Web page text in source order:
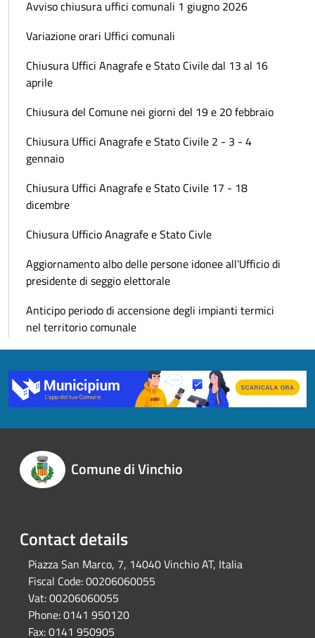
Avviso chiusura uffici comunali 1 giugno 2026
Variazione orari Uffici comunali
Chiusura Uffici Anagrafe e Stato Civile dal 13 al 16
aprile
Chiusura del Comune nei giorni del 19 e 20 febbraio
Chiusura Uffici Anagrafe e Stato Civile 2 - 3 - 4
gennaio
Chiusura Uffici Anagrafe e Stato Civile 17 - 18
dicembre
Chiusura Ufficio Anagrafe e Stato Civle
Aggiornamento albo delle persone idonee all'Ufficio di
presidente di seggio elettorale
Anticipo periodo di accensione degli impianti termici
nel territorio comunale
Comune di Vinchio
Contact details
Piazza San Marco, 7, 14040 Vinchio AT, Italia
Fiscal Code:00206060055
Vat:00206060055
Phone:0141 950120
Fax:0141 950905